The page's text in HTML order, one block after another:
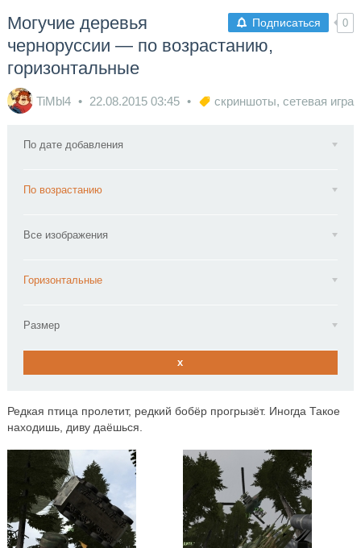
Подписаться 0
Могучие деревья
черноруссии — по возрастанию,
горизонтальные
TiMbl4 22.08.2015 03:45 скриншоты, сетевая игра
По дате добавления
По возрастанию
Все изображения
Горизонтальные
Размер
x
Редкая птица пролетит, редкий бобёр прогрызёт. Иногда Такое
находишь, диву даёшься.